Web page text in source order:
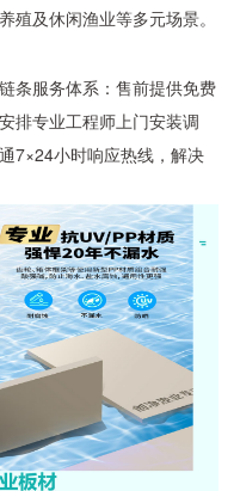
殖及休闲渔业等多元场景。
条服务体系：售前提供免费
排专业工程师上门安装调
7×24小时响应热线，解决